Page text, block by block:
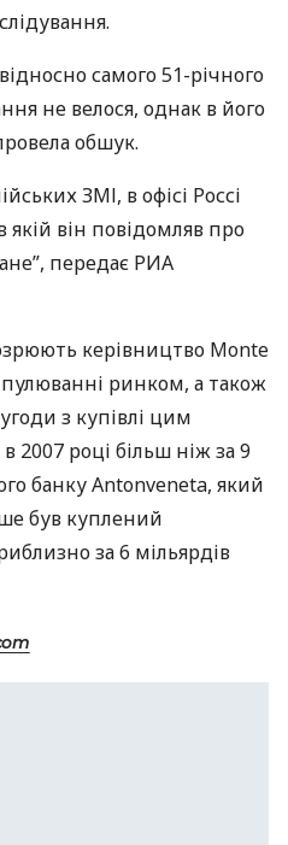
самого 51-річного
не велося, однак в його
обшук.
ЗМІ, в офісі Россі
якій він повідомляв про
передає РИА
керівництво Monte
ринком, а також
з купівлі цим
2007 році більш ніж за 9
банку Antonveneta, який
був куплений
за 6 мільярдів